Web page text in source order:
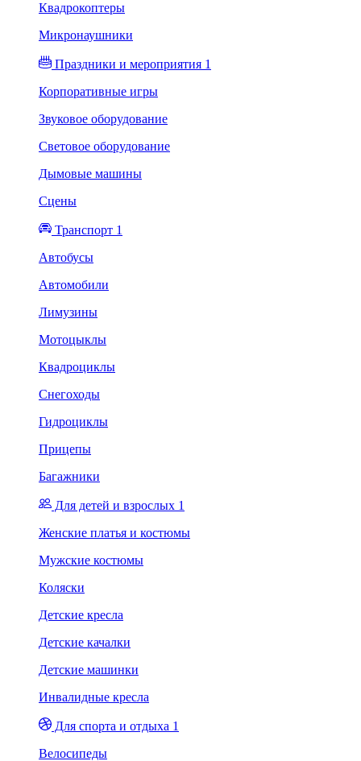
Квадрокоптеры
Микронаушники
Праздники и мероприятия 1
Корпоративные игры
Звуковое оборудование
Световое оборудование
Дымовые машины
Сцены
Транспорт 1
Автобусы
Автомобили
Лимузины
Мотоцыклы
Квадроциклы
Снегоходы
Гидроциклы
Прицепы
Багажники
Для детей и взрослых 1
Женские платья и костюмы
Мужские костюмы
Коляски
Детские кресла
Детские качалки
Детские машинки
Инвалидные кресла
Для спорта и отдыха 1
Велосипеды